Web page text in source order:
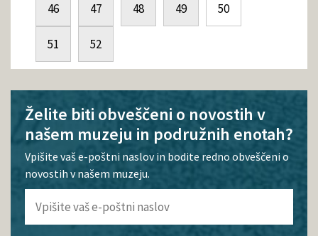
46 47 48 49 50
51 52
Želite biti obveščeni o novostih v
našem muzeju in podružnih enotah?
Vpišite vaš e-poštni naslov in bodite redno obveščeni o
novostih v našem muzeju.